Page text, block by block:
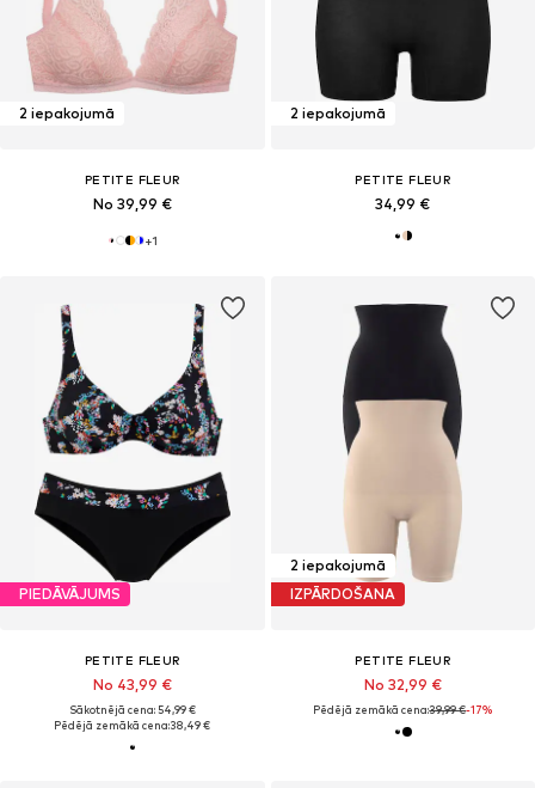
2 iepakojumā
PETITE FLEUR
No 39,99 €
+1
2 iepakojumā
PETITE FLEUR
34,99 €
PIEDĀVĀJUMS
PETITE FLEUR
No 43,99 €
Sākotnējā cena: 54,99 €
Pēdējā zemākā cena:38,49 €
2 iepakojumā
IZPĀRDOŠANA
PETITE FLEUR
No 32,99 €
Pēdējā zemākā cena:39,99 €-17%